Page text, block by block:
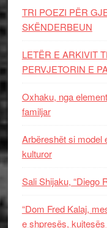
TRI POEZI PËR
SKËNDERBEUN
LETËR E ARKIVIT
PERVJETORIN E
Oxhaku, nga
familjar
Arbëreshët si model
kulturor
Sali Shijaku, “Diego
“Dom Fred Kalaj,
e shpresës, kujtesës